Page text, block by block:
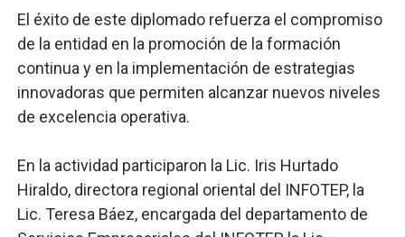
El éxito de este diplomado refuerza el compromiso
de la entidad en la promoción de la formación
continua y en la implementación de estrategias
innovadoras que permiten alcanzar nuevos niveles
de excelencia operativa.
En la actividad participaron la Lic. Iris Hurtado
Hiraldo, directora regional oriental del INFOTEP, la
Lic. Teresa Báez, encargada del departamento de